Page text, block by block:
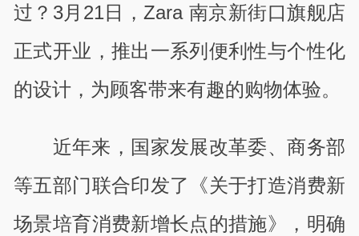
过？ 3月 21日，Zara 南京新街口旗舰店
正式开业，推出一系列便利性与个性化
的设计，为顾客带来有趣的购物体验。
近年来，国家发展改革委、商务部
等五部门联合印发了《关于打造消费新
场景培育消费新增长点的措施》，明确